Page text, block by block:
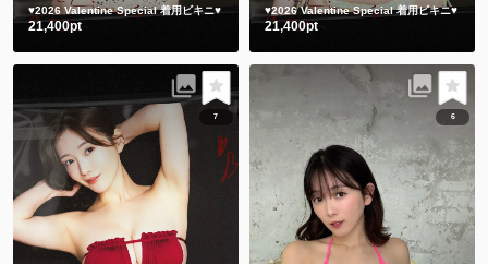
♥️2026 Valentine Special 着用ビキニ♥️
21,400pt
♥️2026 Valentine Special 着用ビキニ♥️
21,400pt
7 6